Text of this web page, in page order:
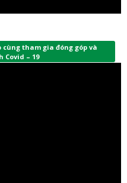
cùng tham gia đóng góp và
Covid – 19